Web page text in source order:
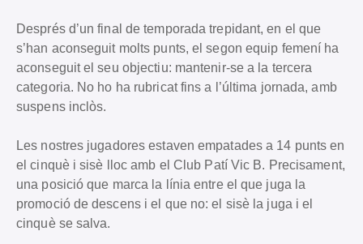
Després d’un final de temporada trepidant, en el que
s’han aconseguit molts punts, el segon equip femení ha
aconseguit el seu objectiu: mantenir-se a la tercera
categoria. No ho ha rubricat fins a l’última jornada, amb
suspens inclòs.
Les nostres jugadores estaven empatades a 14 punts en
el cinquè i sisè lloc amb el Club Patí Vic B. Precisament,
una posició que marca la línia entre el que juga la
promoció de descens i el que no: el sisè la juga i el
cinquè se salva.